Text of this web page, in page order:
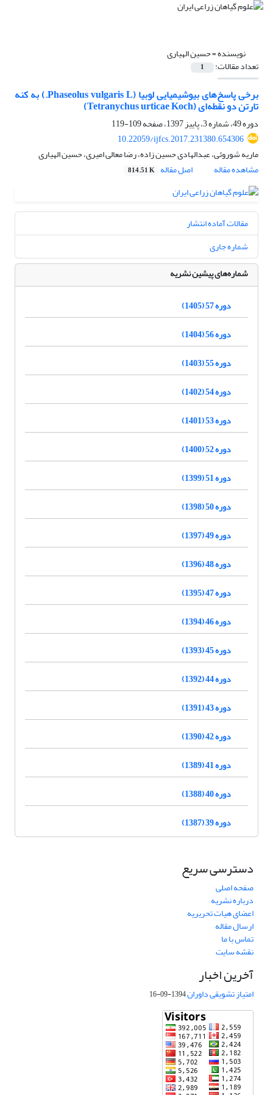
نویسنده =حسین الهیاری
تعداد مقالات: 1
برخی پاسخ‌های بیوشیمیایی لوبیا (Phaseolus vulgaris L.) به کنه
تارتن دو نقطه‌ای (Tetranychus urticae Koch)
دوره 49، شماره 3، پاییز 1397، صفحه
109-119
10.22059/ijfcs.2017.231380.654306
ماریه شوروئی، عبدالهادی حسین زاده، رضا معالی امیری، حسین الهیاری
مشاهده مقاله
اصل مقاله 814.51 K
مقالات آماده انتشار
شماره جاری
شماره‌های پیشین نشریه
دوره 57 (1405)
دوره 56 (1404)
دوره 55 (1403)
دوره 54 (1402)
دوره 53 (1401)
دوره 52 (1400)
دوره 51 (1399)
دوره 50 (1398)
دوره 49 (1397)
دوره 48 (1396)
دوره 47 (1395)
دوره 46 (1394)
دوره 45 (1393)
دوره 44 (1392)
دوره 43 (1391)
دوره 42 (1390)
دوره 41 (1389)
دوره 40 (1388)
دوره 39 (1387)
دسترسی سریع
صفحه اصلی
درباره نشریه
اعضای هیات تحریریه
ارسال مقاله
تماس با ما
نقشه سایت
آخرین اخبار
امتیاز تشویقی داوران1394-09-16